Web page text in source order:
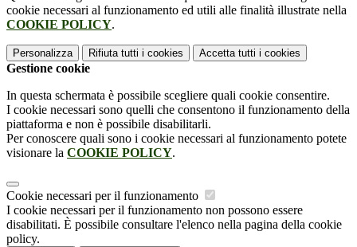
cookie necessari al funzionamento ed utili alle finalità illustrate nella
COOKIE POLICY.
Personalizza Rifiuta tutti i cookies Accetta tutti i cookies
Gestione cookie
In questa schermata è possibile scegliere quali cookie consentire.
I cookie necessari sono quelli che consentono il funzionamento della
piattaforma e non è possibile disabilitarli.
Per conoscere quali sono i cookie necessari al funzionamento potete
visionare la COOKIE POLICY.
Cookie necessari per il funzionamento
I cookie necessari per il funzionamento non possono essere
disabilitati. È possibile consultare l'elenco nella pagina della cookie
policy.